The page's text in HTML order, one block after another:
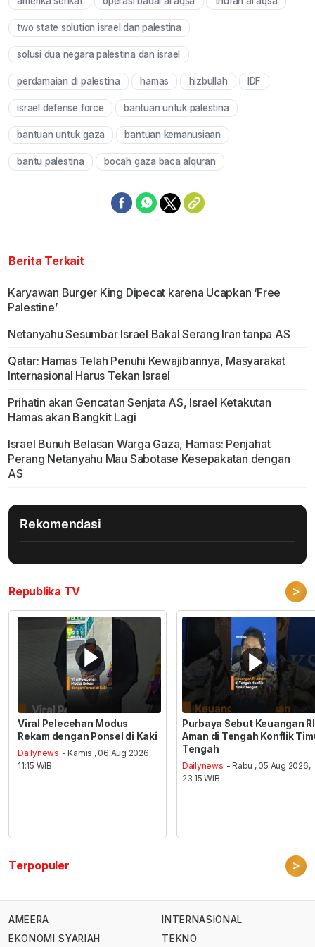
two state solution israel dan palestina
solusi dua negara palestina dan israel
perdamaian di palestina hamas hizbullah IDF
israel defense force bantuan untuk palestina
bantuan untuk gaza bantuan kemanusiaan
bantu palestina bocah gaza baca alquran
Berita Terkait
Karyawan Burger King Dipecat karena Ucapkan ‘Free
Palestine’
Netanyahu Sesumbar Israel Bakal Serang Iran tanpa AS
Qatar: Hamas Telah Penuhi Kewajibannya, Masyarakat
Internasional Harus Tekan Israel
Prihatin akan Gencatan Senjata AS, Israel Ketakutan
Hamas akan Bangkit Lagi
Israel Bunuh Belasan Warga Gaza, Hamas: Penjahat
Perang Netanyahu Mau Sabotase Kesepakatan dengan
AS
Rekomendasi
Republika TV >
Viral Pelecehan Modus
Rekam dengan Ponsel di Kaki
Dailynews - Kamis , 06 Aug 2026,
11:15 WIB
Purbaya Sebut Keuangan RI
Aman di Tengah Konflik
Tengah
Dailynews - Rabu , 05 Aug 2026,
23:15 WIB
Terpopuler >
AMEERA
EKONOMI SYARIAH
INTERNASIONAL
TEKNO